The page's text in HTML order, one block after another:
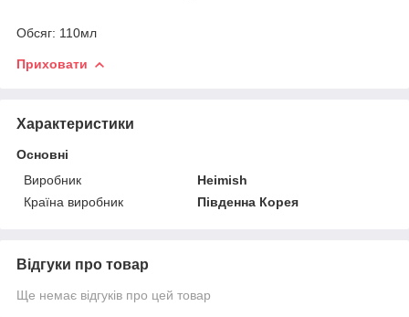
Обсяг: 110мл
Приховати
Характеристики
Основні
Виробник
Heimish
Країна виробник
Південна Корея
Відгуки про товар
Ще немає відгуків про цей товар